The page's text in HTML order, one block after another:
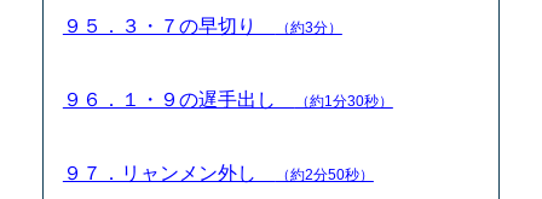
９５．３・７の早切り （約3分）
９６．１・９の遅手出し （約1分30秒）
９７．リャンメン外し （約2分50秒）